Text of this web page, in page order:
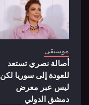
موسيقى
أصالة نصري تستعد
للعودة إلى سوريا لكن
ليس عبر معرض
دمشق الدولي